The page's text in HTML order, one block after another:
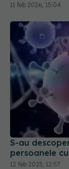
11 feb 2026, 15:04
S-au
persoanele
12 feb 2025, 12:57